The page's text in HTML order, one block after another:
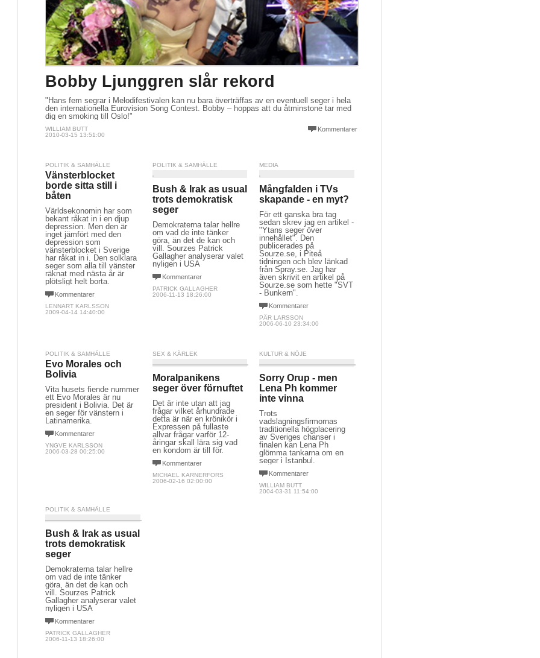
Bobby Ljunggren slår rekord
"Hans fem segrar i Melodifestivalen kan nu bara överträffas av en eventuell seger i hela
den internationella Eurovision Song Contest. Bobby – hoppas att du åtminstone tar med
dig en smoking till Oslo!"
Kommentarer
WILLIAM BUTT
2010-03-15 13:51:00
POLITIK & SAMHÄLLE
Vänsterblocket
borde sitta still i
båten
Världsekonomin har som
bekant råkat in i en djup
depression. Men den är
inget jämfört med den
depression som
vänsterblocket i Sverige
har råkat in i. Den solklara
seger som alla till vänster
räknat med nästa år är
plötsligt helt borta.
Kommentarer
LENNART KARLSSON
2009-04-14 14:40:00
POLITIK & SAMHÄLLE
Bush & Irak as usual
trots demokratisk
seger
Demokraterna talar hellre
om vad de inte tänker
göra, än det de kan och
vill. Sourzes Patrick
Gallagher analyserar valet
nyligen i USA
Kommentarer
PATRICK GALLAGHER
2006-11-13 18:26:00
MEDIA
Mångfalden i TVs
skapande - en myt?
För ett ganska bra tag
sedan skrev jag en artikel -
"Ytans seger över
innehållet". Den
publicerades på
Sourze.se, i Piteå
tidningen och blev länkad
från Spray.se. Jag har
även skrivit en artikel på
Sourze.se som hette "SVT
- Bunkern".
Kommentarer
PÄR LARSSON
2006-06-10 23:34:00
POLITIK & SAMHÄLLE
Evo Morales och
Bolivia
Vita husets fiende nummer
ett Evo Morales är nu
president i Bolivia. Det är
en seger för vänstern i
Latinamerika.
Kommentarer
YNGVE KARLSSON
2006-03-28 00:25:00
SEX & KÄRLEK
Moralpanikens
seger över förnuftet
Det är inte utan att jag
frågar vilket århundrade
detta är när en krönikör i
Expressen på fullaste
allvar frågar varför 12-
åringar skall lära sig vad
en kondom är till för.
Kommentarer
MICHAEL KARNERFORS
2006-02-16 02:00:00
KULTUR & NÖJE
Sorry Orup - men
Lena Ph kommer
inte vinna
Trots
vadslagningsfirmornas
traditionella högplacering
av Sveriges chanser i
finalen kan Lena Ph
glömma tankarna om en
seger i Istanbul.
Kommentarer
WILLIAM BUTT
2004-03-31 11:54:00
POLITIK & SAMHÄLLE
Bush & Irak as usual
trots demokratisk
seger
Demokraterna talar hellre
om vad de inte tänker
göra, än det de kan och
vill. Sourzes Patrick
Gallagher analyserar valet
nyligen i USA
Kommentarer
PATRICK GALLAGHER
2006-11-13 18:26:00